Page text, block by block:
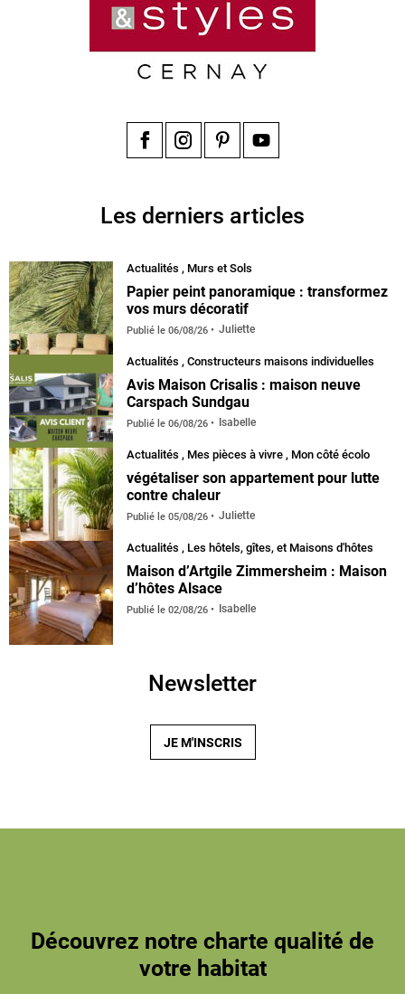
Les derniers articles
Actualités , Murs et Sols
Papier peint panoramique : transformez
vos murs décoratif
Publié le 06/08/26 Juliette
Actualités , Constructeurs maisons individuelles
Avis Maison Crisalis : maison neuve
Carspach Sundgau
Publié le 06/08/26 Isabelle
Actualités , Mes pièces à vivre , Mon côté écolo
végétaliser son appartement pour lutte
contre chaleur
Publié le 05/08/26 Juliette
Actualités , Les hôtels, gîtes, et Maisons d'hôtes
Maison d’Artgile Zimmersheim : Maison
d’hôtes Alsace
Publié le 02/08/26 Isabelle
Newsletter
JE M'INSCRIS
Découvrez notre charte qualité de
votre habitat